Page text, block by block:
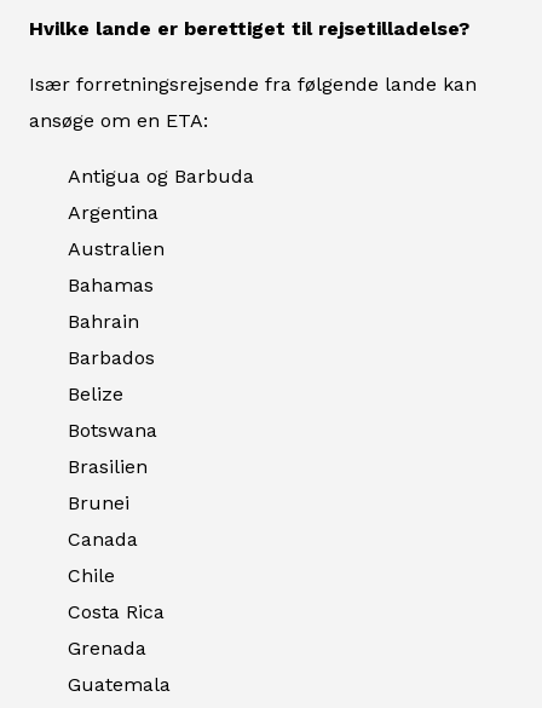
Hvilke lande er berettiget til rejsetilladelse?
Især forretningsrejsende fra følgende lande kan
ansøge om en ETA:
Antigua og Barbuda
Argentina
Australien
Bahamas
Bahrain
Barbados
Belize
Botswana
Brasilien
Brunei
Canada
Chile
Costa Rica
Grenada
Guatemala